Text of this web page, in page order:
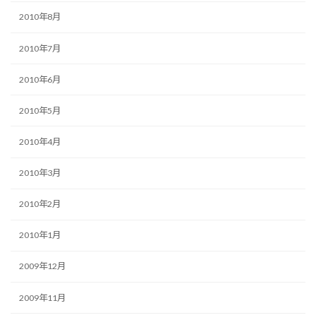
2010年8月
2010年7月
2010年6月
2010年5月
2010年4月
2010年3月
2010年2月
2010年1月
2009年12月
2009年11月